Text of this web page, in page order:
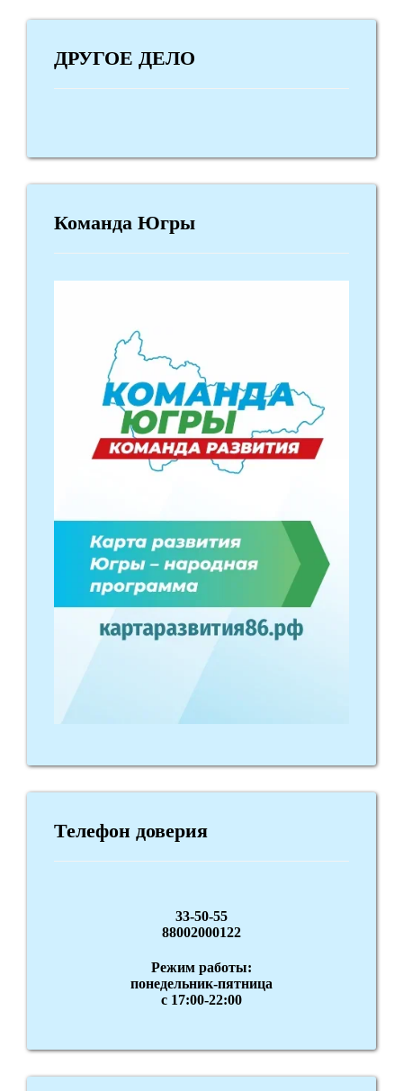
ДРУГОЕ ДЕЛО
Команда Югры
Телефон доверия
33-50-55
88002000122
Режим работы:
понедельник-пятница
с 17:00-22:00